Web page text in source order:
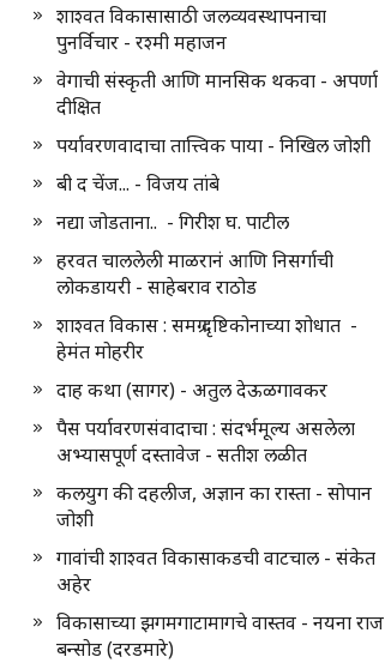
शाश्वत विकासासाठी जलव्यवस्थापनाचा
पुनर्विचार - रश्मी महाजन
वेगाची संस्कृती आणि मानसिक थकवा - अपर्णा
दीक्षित
पर्यावरणवादाचा तात्त्विक पाया - निखिल जोशी
बी द चेंज... - विजय तांबे
नद्या जोडताना.. - गिरीश घ. पाटील
हरवत चाललेली माळरानं आणि निसर्गाची
लोकडायरी - साहेबराव राठोड
शाश्वत विकास : समग्र दृष्टिकोनाच्या शोधात -
हेमंत मोहरीर
दाह कथा (सागर) - अतुल देऊळगावकर
पैस पर्यावरणसंवादाचा : संदर्भमूल्य असलेला
अभ्यासपूर्ण दस्तावेज - सतीश लळीत
कलयुग की दहलीज, अज्ञान का रास्ता - सोपान
जोशी
गावांची शाश्वत विकासाकडची वाटचाल - संकेत
अहेर
विकासाच्या झगमगाटामागचे वास्तव - नयना राज
बन्सोड (दरडमारे)